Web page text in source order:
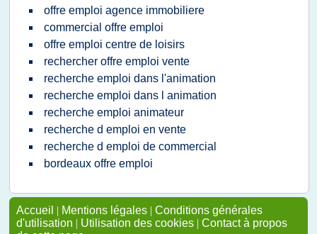
offre emploi agence immobiliere
commercial offre emploi
offre emploi centre de loisirs
rechercher offre emploi vente
recherche emploi dans l'animation
recherche emploi dans l animation
recherche emploi animateur
recherche d emploi en vente
recherche d emploi de commercial
bordeaux offre emploi
Accueil | Mentions légales | Conditions générales
d'utilisation | Utilisation des cookies | Contact à propos